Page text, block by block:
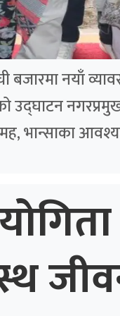
बजारमा नयाँ
उद्घाटन
भान्साका